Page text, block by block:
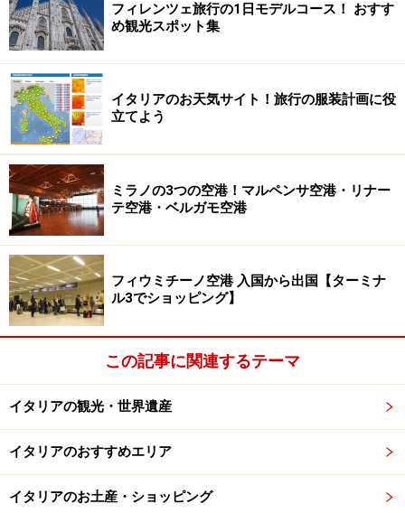
フィレンツェ旅行の1日モデルコース！ おすす
め観光スポット集
イタリアのお天気サイト！旅行の服装計画に役
立てよう
ミラノの3つの空港！マルペンサ空港・リナー
テ空港・ベルガモ空港
フィウミチーノ空港 入国から出国【ターミナ
ル3でショッピング】
この記事に関連するテーマ
イタリアの観光・世界遺産
イタリアのおすすめエリア
イタリアのお土産・ショッピング